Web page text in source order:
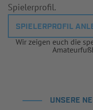
Spielerprofil.
SPIELERPROFIL
Wir zeigen euch die
UNSERE